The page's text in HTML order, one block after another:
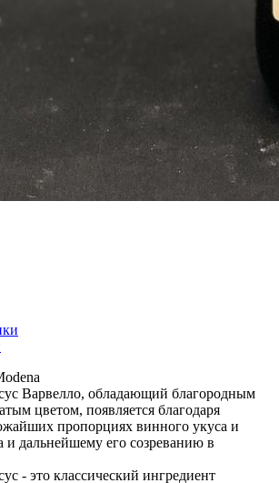
Варвелло, обладающий благородным
цветом, появляется благодаря
пропорциях винного укуса и
и дальнейшему его созреванию в
- это классический ингредиент